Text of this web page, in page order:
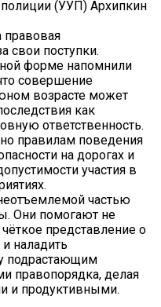
(УУП) Архипкин
правовая
свои поступки.
форме напомнили
совершение
возрасте может
как
ответственность.
правилам поведения
на дорогах и
участия в
частью
Они помогают не
представление о
наладить
подрастающим
правопорядка, делая
и продуктивными.